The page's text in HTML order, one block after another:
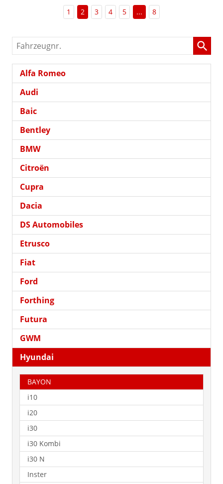
1 2 3 4 5 ... 8
Fahrzeugnr.
Alfa Romeo
Audi
Baic
Bentley
BMW
Citroën
Cupra
Dacia
DS Automobiles
Etrusco
Fiat
Ford
Forthing
Futura
GWM
Hyundai
BAYON
i10
i20
i30
i30 Kombi
i30 N
Inster